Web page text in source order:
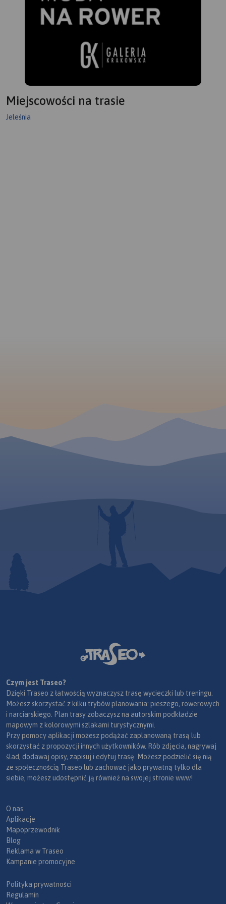
konsultacji ze znakarzami
Traseo na urządzenia
mobilne.Rok wydania 2022
Miejscowości na trasie
Jeleśnia
Czym jest Traseo?
Dzięki Traseo z łatwością wyznaczysz trasę wycieczki lub treningu.
Możesz skorzystać z kilku trybów planowania: pieszego, rowerowych
i narciarskiego. Plan trasy zobaczysz na autorskim podkładzie
mapowym z kolorowymi szlakami turystycznymi.
Przy pomocy aplikacji możesz podążać zaplanowaną trasą lub
skorzystać z propozycji innych użytkowników. Rób zdjęcia, nagrywaj
ślad, dodawaj opisy, zapisuj i edytuj trasę. Możesz podzielić się nią
ze społecznością Traseo lub zachować jako prywatną tylko dla
siebie, możesz udostępnić ją również na swojej stronie www!
O nas
Aplikacje
Mapoprzewodnik
Blog
Reklama w Traseo
Kampanie promocyjne
Polityka prywatności
Regulamin